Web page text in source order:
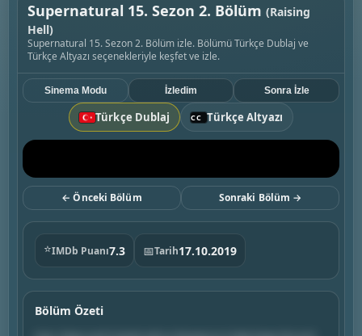
Supernatural 15. Sezon 2. Bölüm (Raising
Hell)
Supernatural 15. Sezon 2. Bölüm izle. Bölümü Türkçe Dublaj ve
Türkçe Altyazı seçenekleriyle keşfet ve izle.
Türkçe Dublaj Türkçe Altyazı
Sinema Modu İzledim Sonra İzle
← Önceki Bölüm Sonraki Bölüm →
⭐IMDb Puanı7.3 📅Tarih17.10.2019
Bölüm Özeti